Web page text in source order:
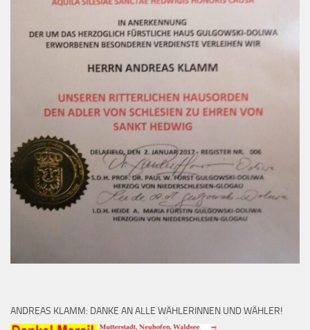
ANDREAS KLAMM: DANKE AN ALLE WÄHLERINNEN UND WÄHLER!